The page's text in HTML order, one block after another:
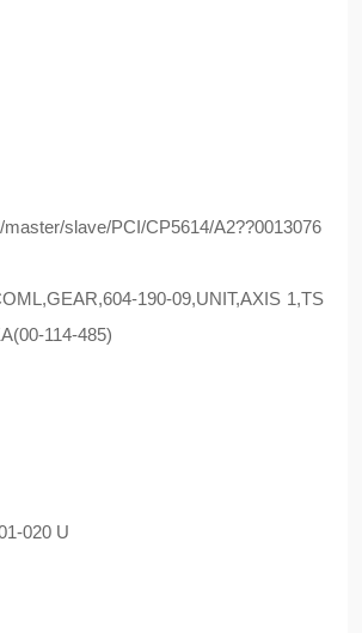
slave/PCI/CP5614/A2??0013076
190-09,UNIT,AXIS 1,TS
114-485)
020 U